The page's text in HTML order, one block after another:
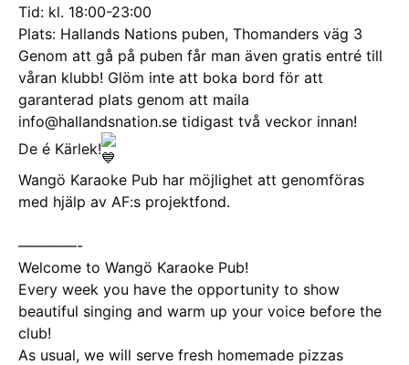
Tid: kl. 18:00-23:00
Plats: Hallands Nations puben, Thomanders väg 3
Genom att gå på puben får man även gratis entré till
våran klubb! Glöm inte att boka bord för att
garanterad plats genom att maila
info@hallandsnation.se tidigast två veckor innan!
De é Kärlek!
Wangö Karaoke Pub har möjlighet att genomföras
med hjälp av AF:s projektfond.
————-
Welcome to Wangö Karaoke Pub!
Every week you have the opportunity to show
beautiful singing and warm up your voice before the
club!
As usual, we will serve fresh homemade pizzas